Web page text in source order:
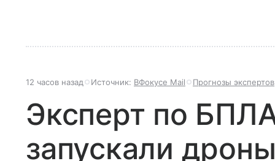
12 часов назад Источник: ВФокусе Mail Прогнозы экспертов
Эксперт по
запускали